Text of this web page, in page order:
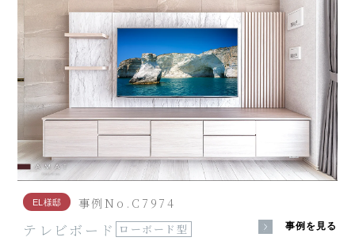
EL様邸 事例No.C7974
テレビボード ローボード型 事例を見る